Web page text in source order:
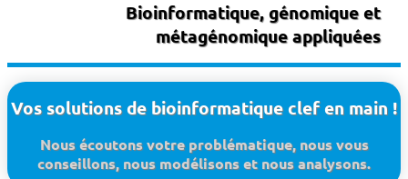
Bioinformatique, génomique et
métagénomique appliquées
Vos solutions de bioinformatique clef en main !
Nous écoutons votre problématique, nous vous
conseillons, nous modélisons et nous analysons.